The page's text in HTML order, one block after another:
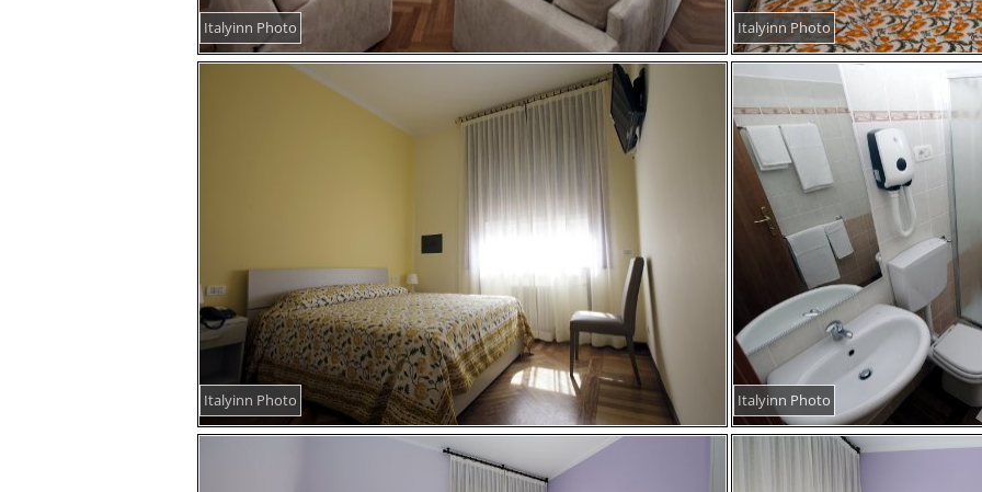
Italyinn Photo Italyinn Photo
Italyinn Photo Italyinn Photo